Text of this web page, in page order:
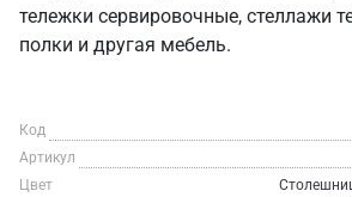
тележки сервировочные, стеллажи
полки и другая мебель.
Код
Артикул
Цвет